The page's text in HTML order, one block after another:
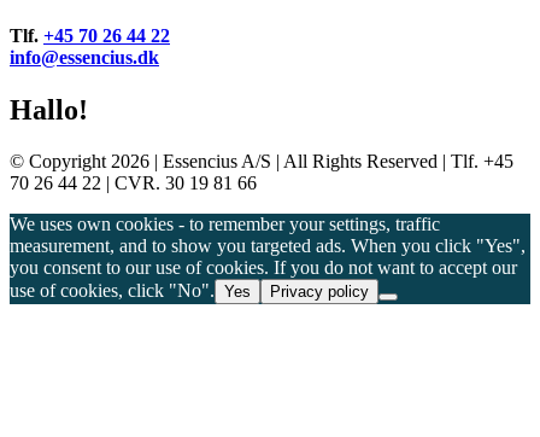
Tlf. +45 70 26 44 22
info@essencius.dk
Hallo!
© Copyright 2026 | Essencius A/S | All Rights Reserved | Tlf. +45
70 26 44 22 | CVR. 30 19 81 66
We uses own cookies - to remember your settings, traffic
measurement, and to show you targeted ads. When you click "Yes",
you consent to our use of cookies. If you do not want to accept our
use of cookies, click "No". Yes Privacy policy